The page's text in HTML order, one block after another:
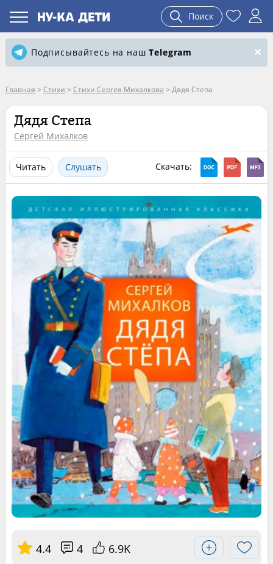
Поиск
Подписывайтесь на нашTelegram
Главная > Стихи > Стихи Сергея Михалкова > Дядя Степа
Дядя Степа
Сергей Михалков
Читать Слушать Скачать:
4.4 4 6.9K